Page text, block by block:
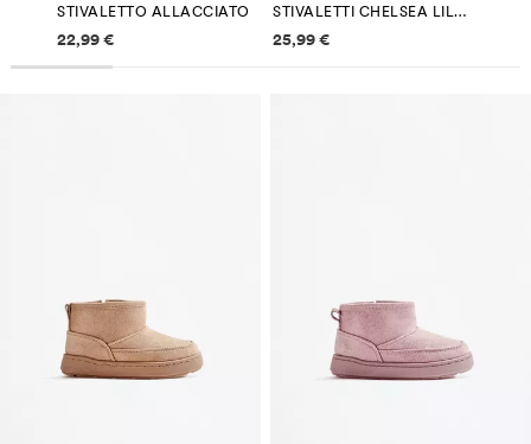
STIVALETTO ALLACCIATO
Informazioni sui prezzi
22,99 €
STIVALETTI CHELSEA LILO & STITCH ©DISNEY
Informazioni sui prezzi
25,99 €